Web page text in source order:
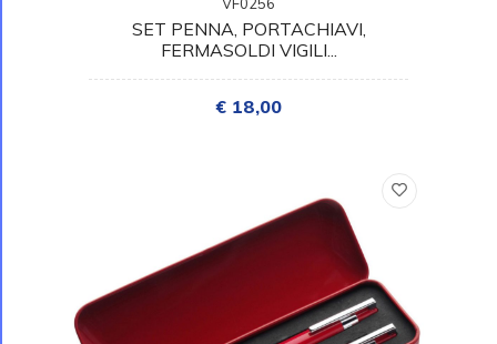
VF0256
SET PENNA, PORTACHIAVI,
FERMASOLDI VIGILI...
€ 18,00